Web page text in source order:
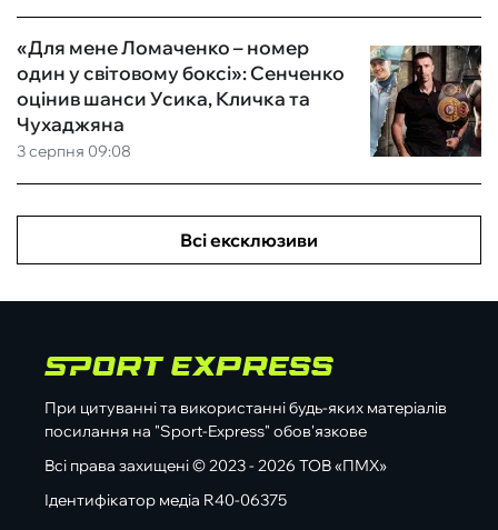
3 серпня 09:08
«Для мене Ломаченко – номер
один у світовому боксі»: Сенченко
оцінив шанси Усика, Кличка та
Чухаджяна
Всі ексклюзиви
При цитуванні та використанні будь-яких матеріалів
посилання на "Sport-Express" обов'язкове
Всі права захищені © 2023 - 2026 ТОВ «ПМХ»
Ідентифікатор медіа R40-06375